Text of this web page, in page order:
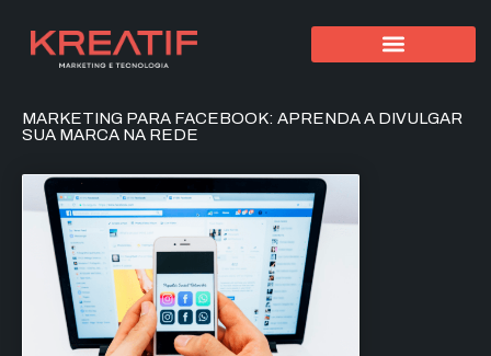
MARKETING PARA FACEBOOK: APRENDA A DIVULGAR
SUA MARCA NA REDE